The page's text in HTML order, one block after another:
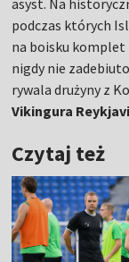
asyst. Na
podczas których
na boisku komplet
nigdy nie
rywala drużyny z
Vikingura
Czytaj też